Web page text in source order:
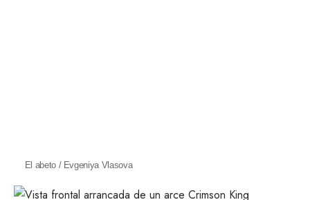
El abeto / Evgeniya Vlasova